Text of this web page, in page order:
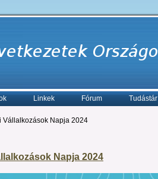
Linkek Fórum Tudástár
Vállalkozások Napja 2024
Napja 2024